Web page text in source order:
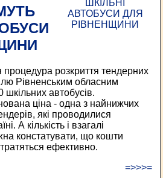
процедура розкриття тендерних
Рівненським обласним
шкільних автобусів.
ціна - одна з найнижчих
які проводилися
А кількість і взагалі
констатувати, що кошти
ефективно.
=>>>=